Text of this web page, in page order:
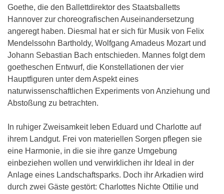
Goethe, die den Ballettdirektor des Staatsballetts
Hannover zur choreografischen Auseinandersetzung
angeregt haben. Diesmal hat er sich für Musik von Felix
Mendelssohn Bartholdy, Wolfgang Amadeus Mozart und
Johann Sebastian Bach entschieden. Mannes folgt dem
goetheschen Entwurf, die Konstellationen der vier
Hauptfiguren unter dem Aspekt eines
naturwissenschaftlichen Experiments von Anziehung und
Abstoßung zu betrachten.
In ruhiger Zweisamkeit leben Eduard und Charlotte auf
ihrem Landgut. Frei von materiellen Sorgen pflegen sie
eine Harmonie, in die sie ihre ganze Umgebung
einbeziehen wollen und verwirklichen ihr Ideal in der
Anlage eines Landschaftsparks. Doch ihr Arkadien wird
durch zwei Gäste gestört: Charlottes Nichte Ottilie und